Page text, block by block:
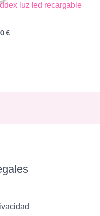
luz led recargable
€El